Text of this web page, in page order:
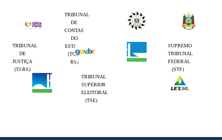
TRIBUNAL
DE
CONTAS
DO
ESTADO
(TCE-
RS)
TRIBUNAL
DE
JUSTIÇA
(TJ-RS)
SUPREMO
TRIBUNAL
FEDERAL
(STF)
TRIBUNAL
SUPERIOR
ELEITORAL
(TSE)